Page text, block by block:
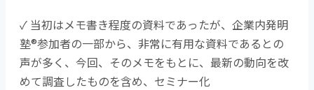
✓ 当初はメモ書き程度の資料であったが、企業内発明
塾®参加者の一部から、非常に有用な資料であるとの
声が多く、今回、そのメモをもとに、最新の動向を改
めて調査したものを含め、セミナー化